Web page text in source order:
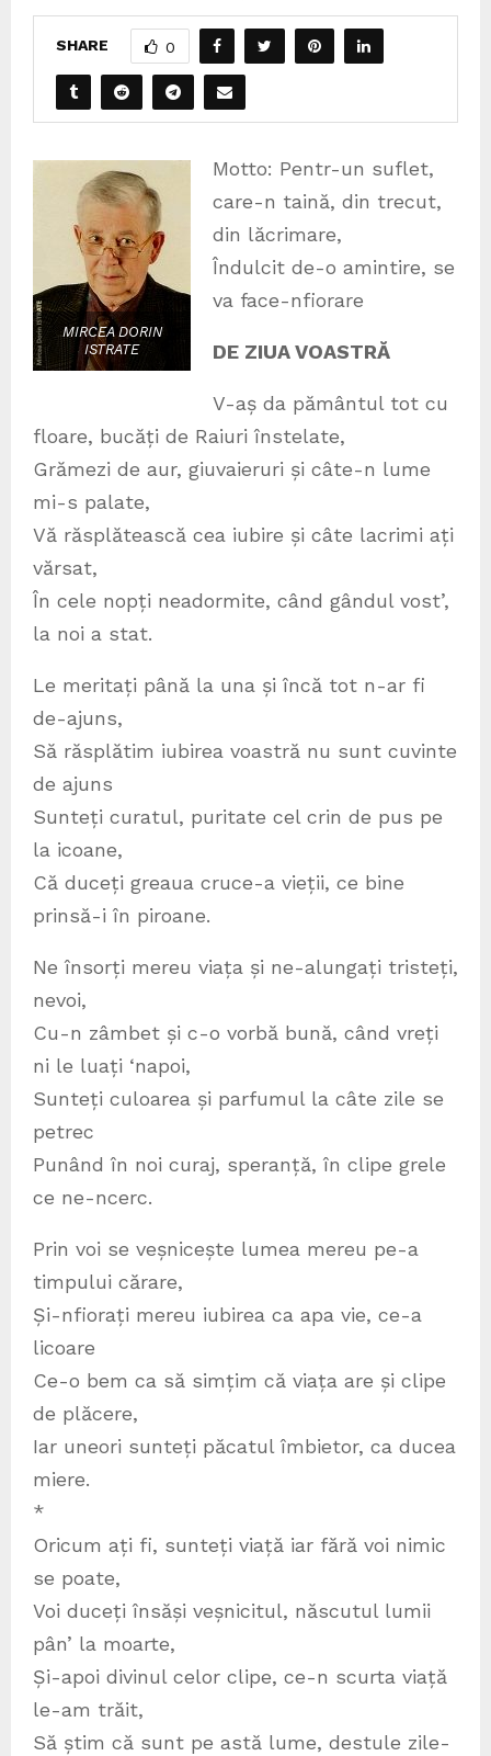
SHARE 0
MIRCEA DORIN
ISTRATE
Motto: Pentr-un suflet,
care-n taină, din trecut,
din lăcrimare,
Îndulcit de-o amintire, se
va face-nfiorare
DE ZIUA VOASTRĂ
V-aș da pământul tot cu
floare, bucăți de Raiuri înstelate,
Grămezi de aur, giuvaieruri și câte-n lume
mi-s palate,
Vă răsplătească cea iubire și câte lacrimi ați
vărsat,
În cele nopți neadormite, când gândul vost’,
la noi a stat.
Le meritați până la una și încă tot n-ar fi
de-ajuns,
Să răsplătim iubirea voastră nu sunt cuvinte
de ajuns
Sunteți curatul, puritate cel crin de pus pe
la icoane,
Că duceți greaua cruce-a vieții, ce bine
prinsă-i în piroane.
Ne însorți mereu viața și ne-alungați tristeți,
nevoi,
Cu-n zâmbet și c-o vorbă bună, când vreți
ni le luați ‘napoi,
Sunteți culoarea și parfumul la câte zile se
petrec
Punând în noi curaj, speranță, în clipe grele
ce ne-ncerc.
Prin voi se veșnicește lumea mereu pe-a
timpului cărare,
Și-nfiorați mereu iubirea ca apa vie, ce-a
licoare
Ce-o bem ca să simțim că viața are și clipe
de plăcere,
Iar uneori sunteți păcatul îmbietor, ca ducea
miere.
*
Oricum ați fi, sunteți viață iar fără voi nimic
se poate,
Voi duceți însăși veșnicitul, născutul lumii
pân’ la moarte,
Și-apoi divinul celor clipe, ce-n scurta viață
le-am trăit,
Să știm că sunt pe astă lume, destule zile-